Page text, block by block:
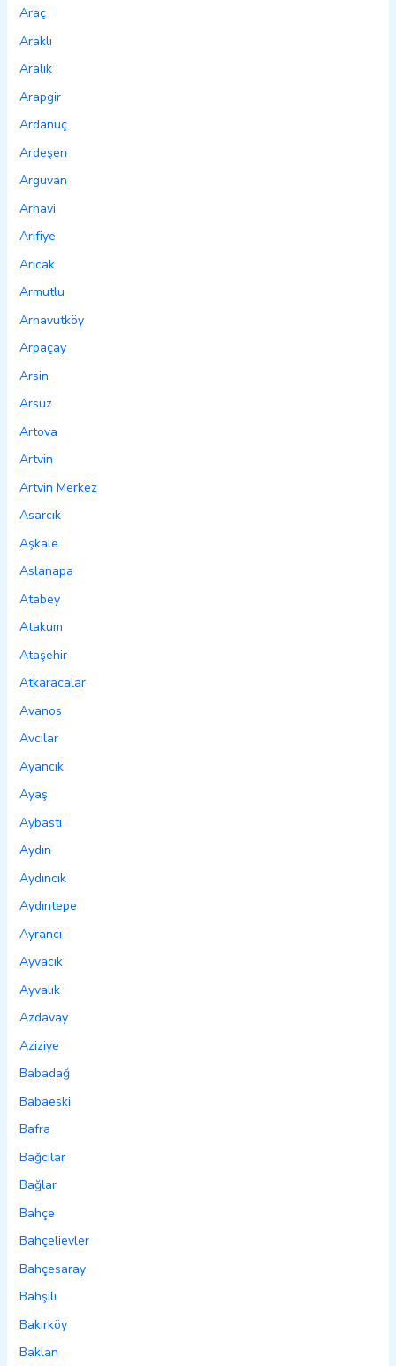
Araç
Araklı
Aralık
Arapgir
Ardanuç
Ardeşen
Arguvan
Arhavi
Arifiye
Arıcak
Armutlu
Arnavutköy
Arpaçay
Arsin
Arsuz
Artova
Artvin
Artvin Merkez
Asarcık
Aşkale
Aslanapa
Atabey
Atakum
Ataşehir
Atkaracalar
Avanos
Avcılar
Ayancık
Ayaş
Aybastı
Aydın
Aydıncık
Aydıntepe
Ayrancı
Ayvacık
Ayvalık
Azdavay
Aziziye
Babadağ
Babaeski
Bafra
Bağcılar
Bağlar
Bahçe
Bahçelievler
Bahçesaray
Bahşılı
Bakırköy
Baklan